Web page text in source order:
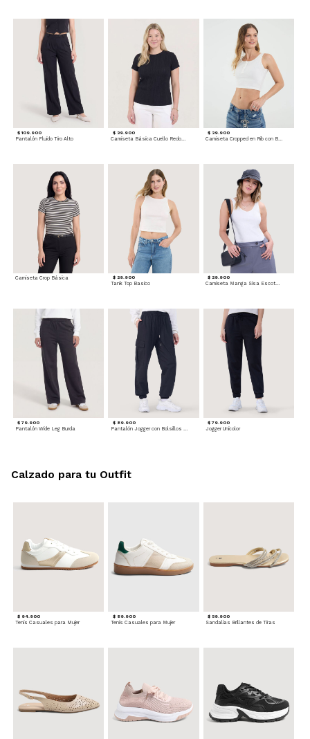
$ 109.900
Pantalón Fluido Tiro Alto
$ 39.900
Camiseta Básica Cuello Redondo
$ 39.900
Camiseta Crop Básica $ 29.900
Tank Top Basico
$ 29.900
Camiseta Manga Sisa Escotada
$ 79.900
Pantalón Wide Leg Burda
$ 89.900
Pantalón Jogger con Bolsillos Cargo
$ 79.900
Jogger Unicolor
$ 94.900
Tenis Casuales para Mujer
$ 89.900
Tenis Casuales para Mujer
$ 59.900
Sandalias Brillantes de Tiras
Calzado para tu Outfit